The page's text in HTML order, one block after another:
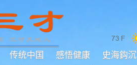
73 F
传统中国 感悟健康
史海鈎沉